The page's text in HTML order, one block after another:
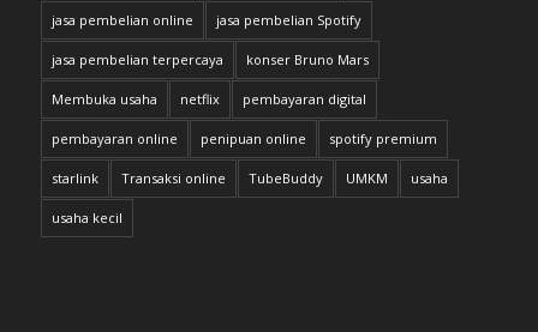
jasa pembelian online jasa pembelian Spotify
jasa pembelian terpercaya konser Bruno Mars
Membuka usaha netflix pembayaran digital
pembayaran online penipuan online spotify premium
starlink Transaksi online TubeBuddy UMKM usaha
usaha kecil